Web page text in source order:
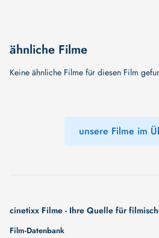
ähnliche Filme
Keine ähnliche Filme für diesen Film
unsere Filme im
cinetixx Filme - Ihre Quelle für
Film-Datenbank